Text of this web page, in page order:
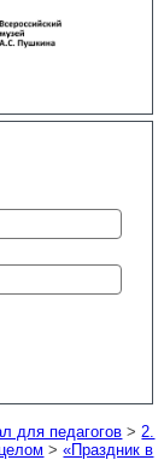
для педагогов > 2.
>«Праздник в